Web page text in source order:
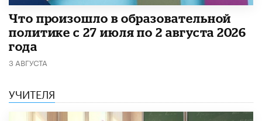
​Что произошло в образовательной
политике с 27 июля по 2 августа 2026
года
3 АВГУСТА
УЧИТЕЛЯ